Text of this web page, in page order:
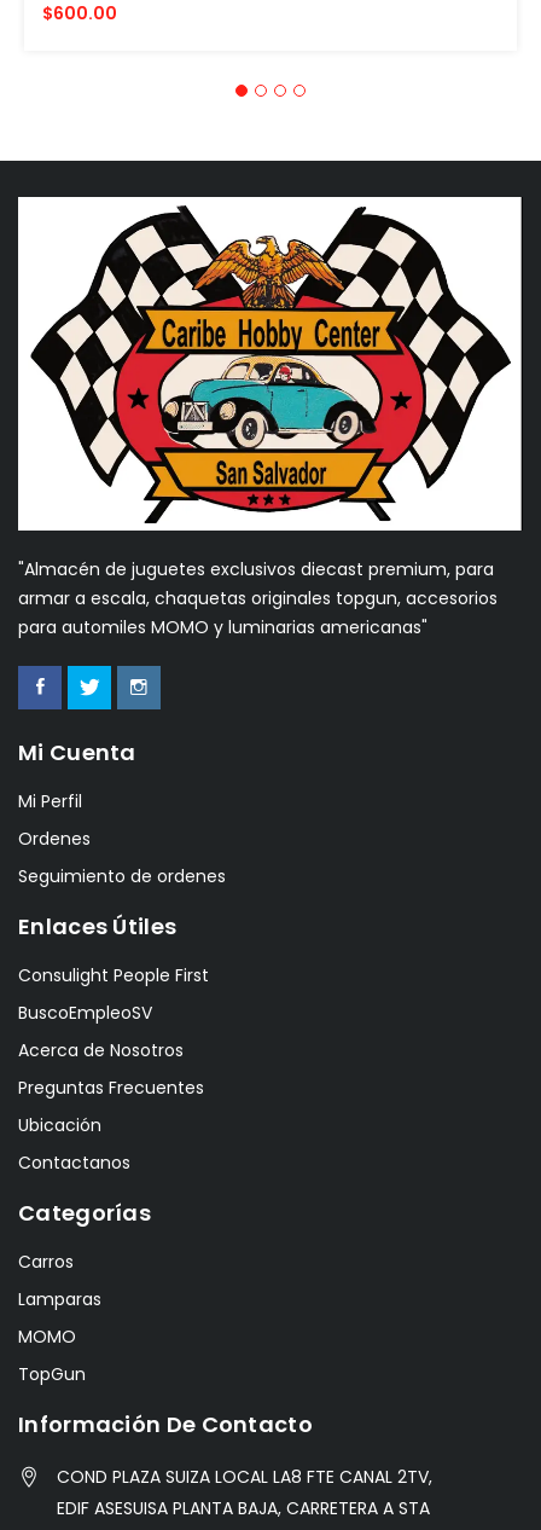
$600.00
"Almacén de juguetes exclusivos diecast premium, para
armar a escala, chaquetas originales topgun, accesorios
para automiles MOMO y luminarias americanas"
Mi Cuenta
Mi Perfil
Ordenes
Seguimiento de ordenes
Enlaces Útiles
Consulight People First
BuscoEmpleoSV
Acerca de Nosotros
Preguntas Frecuentes
Ubicación
Contactanos
Categorías
Carros
Lamparas
MOMO
TopGun
Información De Contacto
COND PLAZA SUIZA LOCAL LA8 FTE CANAL 2TV,
EDIF ASESUISA PLANTA BAJA, CARRETERA A STA